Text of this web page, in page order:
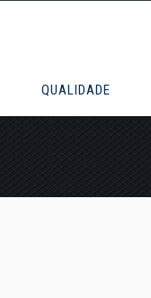
QUALIDADE